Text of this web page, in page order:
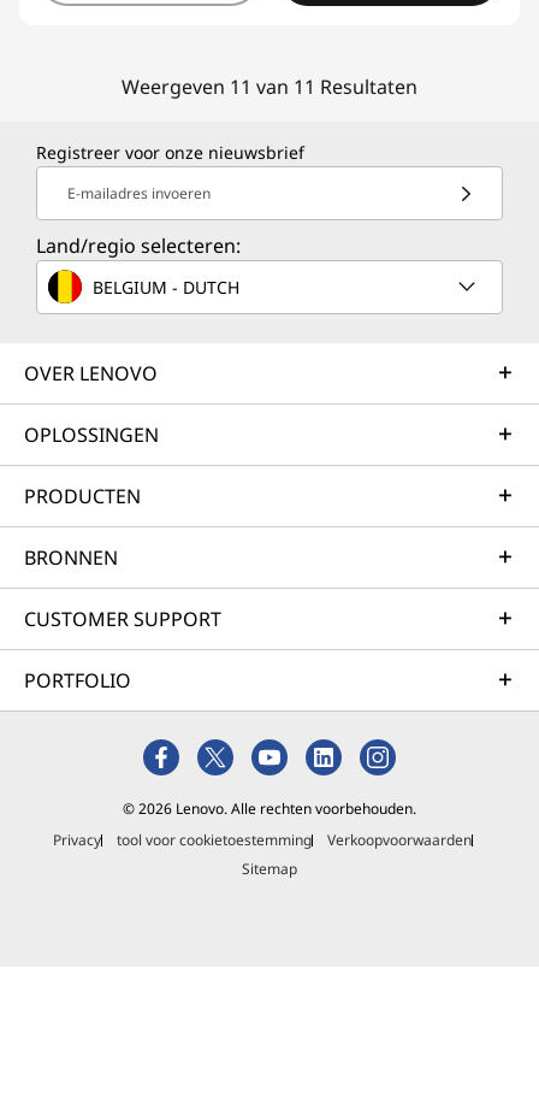
Weergeven 11 van 11 Resultaten
Registreer voor onze nieuwsbrief
E-mailadres invoeren
Land/regio selecteren:
BELGIUM - DUTCH
OVER LENOVO
OPLOSSINGEN
PRODUCTEN
BRONNEN
CUSTOMER SUPPORT
PORTFOLIO
© 2026 Lenovo. Alle rechten voorbehouden.
Privacy
tool voor cookietoestemming
Verkoopvoorwaarden
Sitemap